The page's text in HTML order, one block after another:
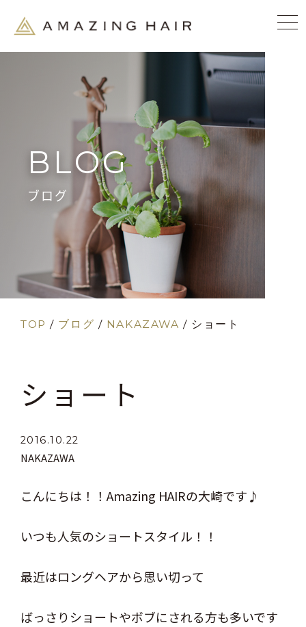
BLOG
ブログ
TOP / ブログ / NAKAZAWA / ショート
ショート
2016.10.22
NAKAZAWA
こんにちは！！Amazing HAIRの大崎です♪
いつも人気のショートスタイル！！
最近はロングヘアから思い切って
ばっさりショートやボブにされる方も多いです